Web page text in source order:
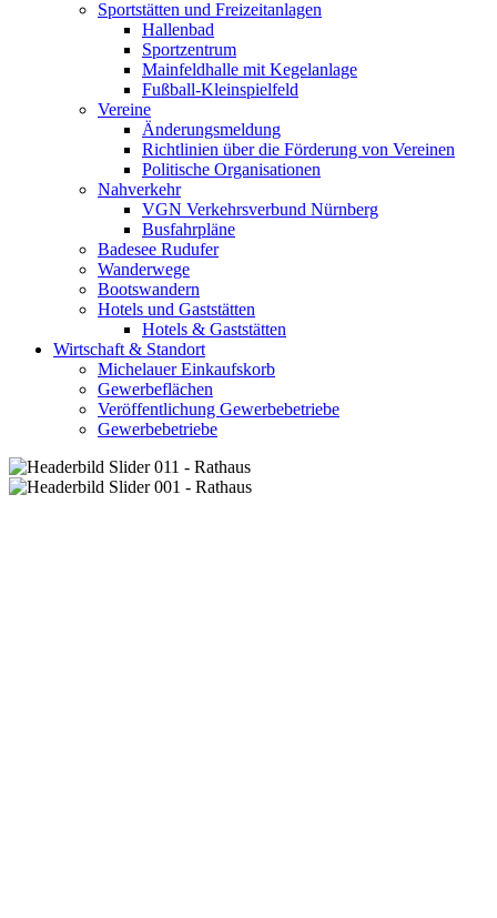
Sportstätten und Freizeitanlagen
Hallenbad
Sportzentrum
Mainfeldhalle mit Kegelanlage
Fußball-Kleinspielfeld
Vereine
Änderungsmeldung
Richtlinien über die Förderung von Vereinen
Politische Organisationen
Nahverkehr
VGN Verkehrsverbund Nürnberg
Busfahrpläne
Badesee Rudufer
Wanderwege
Bootswandern
Hotels und Gaststätten
Hotels & Gaststätten
Wirtschaft & Standort
Michelauer Einkaufskorb
Gewerbeflächen
Veröffentlichung Gewerbebetriebe
Gewerbebetriebe